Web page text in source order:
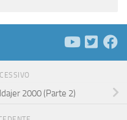
2000 (Parte 2)